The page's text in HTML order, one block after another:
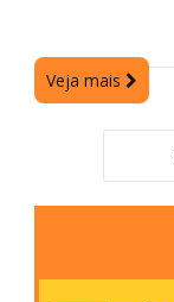
Veja mais